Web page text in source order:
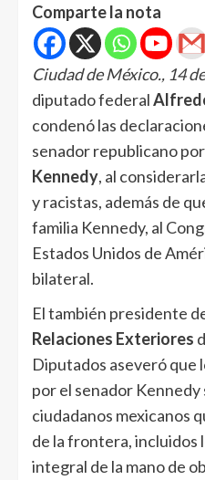
Comparte la nota
Ciudad de México., 14
diputado federal
condenó las
senador republicano
Kennedy, al
y racistas, además de
familia Kennedy, al
Estados Unidos de
bilateral.
El también presidente
Relaciones Exteriores
Diputados aseveró que
por el senador Kennedy
ciudadanos mexicanos
de la frontera, incluidos
integral de la mano de